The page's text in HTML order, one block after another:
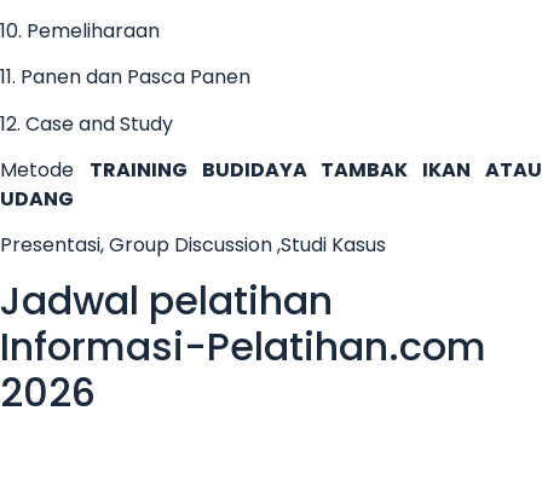
10. Pemeliharaan
11. Panen dan Pasca Panen
12. Case and Study
Metode TRAINING BUDIDAYA TAMBAK IKAN ATAU
UDANG
Presentasi, Group Discussion ,Studi Kasus
Jadwal pelatihan
Informasi-Pelatihan.com
2026